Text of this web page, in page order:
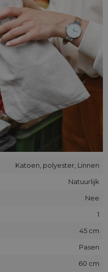
zijn ideaal voor een
die ook kan worden
herbruikbare
als stijlvolle
je goedkope zakken
- de kleur en de
van synthetische
van 100% natuurlijk
Katoen, polyester, Linnen
Natuurlijk
Nee
1
45 cm
Pasen
60 cm